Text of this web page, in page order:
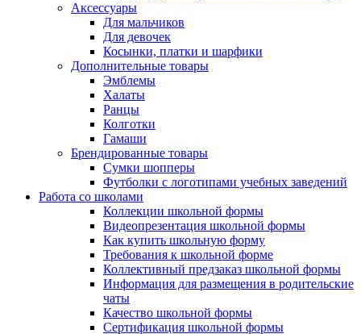
Аксессуары
Для мальчиков
Для девочек
Косынки, платки и шарфики
Дополнительные товары
Эмблемы
Халаты
Ранцы
Колготки
Гамаши
Брендированные товары
Сумки шопперы
Футболки с логотипами учебных заведений
Работа со школами
Коллекции школьной формы
Видеопрезентация школьной формы
Как купить школьную форму
Требования к школьной форме
Коллективный предзаказ школьной формы
Информация для размещения в родительские
чаты
Качество школьной формы
Сертификация школьной формы